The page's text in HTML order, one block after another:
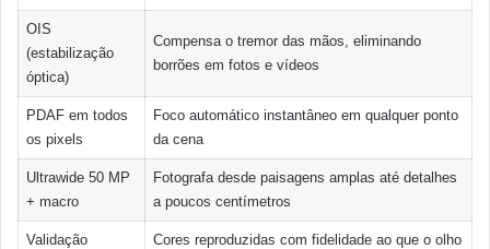
OIS
(estabilização
óptica)
Compensa o tremor das mãos, eliminando
borrões em fotos e vídeos
PDAF em todos
os pixels
Foco automático instantâneo em qualquer ponto
da cena
Ultrawide 50 MP
+ macro
Fotografa desde paisagens amplas até detalhes
a poucos centímetros
Validação
Cores reproduzidas com fidelidade ao que o olho